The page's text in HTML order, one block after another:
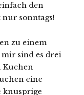
den
sonntags!
zu einem
mir sind es drei
Kuchen
eine
knusprige